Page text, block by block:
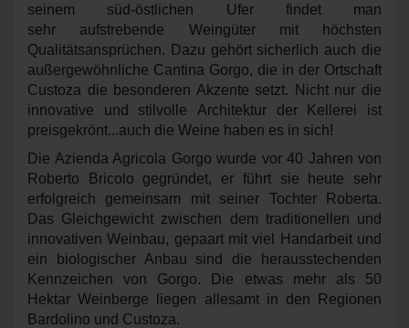
seinem süd-östlichen Ufer findet man
sehr aufstrebende Weingüter mit höchsten
Qualitätsansprüchen. Dazu gehört sicherlich auch die
außergewöhnliche Cantina Gorgo, die in der Ortschaft
Custoza die besonderen Akzente setzt. Nicht nur die
innovative und stilvolle Architektur der Kellerei ist
preisgekrönt...auch die Weine haben es in sich!
Die Azienda Agricola Gorgo wurde vor 40 Jahren von
Roberto Bricolo gegründet, er führt sie heute sehr
erfolgreich gemeinsam mit seiner Tochter Roberta.
Das Gleichgewicht zwischen dem traditionellen und
innovativen Weinbau, gepaart mit viel Handarbeit und
ein biologischer Anbau sind die herausstechenden
Kennzeichen von Gorgo. Die etwas mehr als 50
Hektar Weinberge liegen allesamt in den Regionen
Bardolino und Custoza.